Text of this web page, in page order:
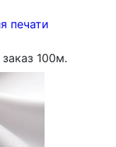
печати
100м.